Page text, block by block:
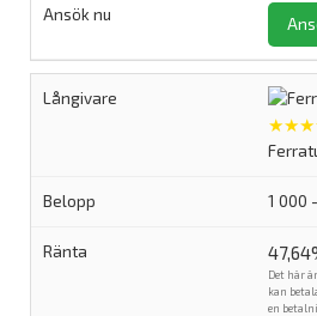
1 000
Det här
kan
en